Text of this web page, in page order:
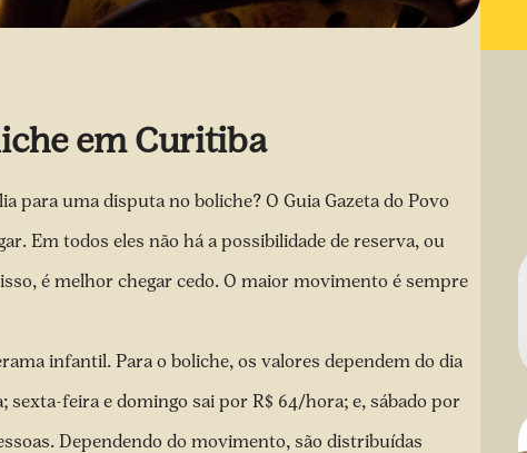
em Curitiba
para uma disputa no boliche? O Guia Gazeta do Povo
Em todos eles não há a possibilidade de reserva, ou
é melhor chegar cedo. O maior movimento é sempre
infantil. Para o boliche, os valores dependem do dia
sexta-feira e domingo sai por R$ 64/hora; e, sábado por
Dependendo do movimento, são distribuídas